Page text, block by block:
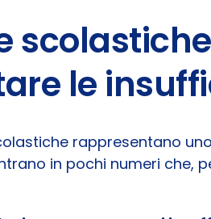
le
rappresentano
in pochi numeri che,